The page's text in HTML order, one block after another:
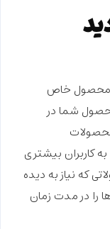
محصول خاص
شما در
کاربران بیشتری
که نیاز به دیده
را در مدت زمان